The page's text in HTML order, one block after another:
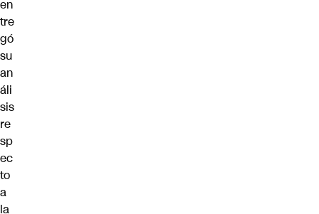
en
tre
gó
su
an
áli
sis
re
sp
ec
to
a
la